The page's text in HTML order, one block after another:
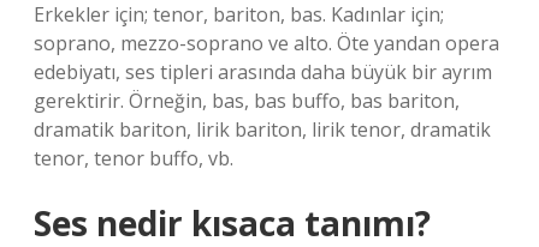
Erkekler için; tenor, bariton, bas. Kadınlar için;
soprano, mezzo-soprano ve alto. Öte yandan opera
edebiyatı, ses tipleri arasında daha büyük bir ayrım
gerektirir. Örneğin, bas, bas buffo, bas bariton,
dramatik bariton, lirik bariton, lirik tenor, dramatik
tenor, tenor buffo, vb.
Ses nedir kısaca tanımı?